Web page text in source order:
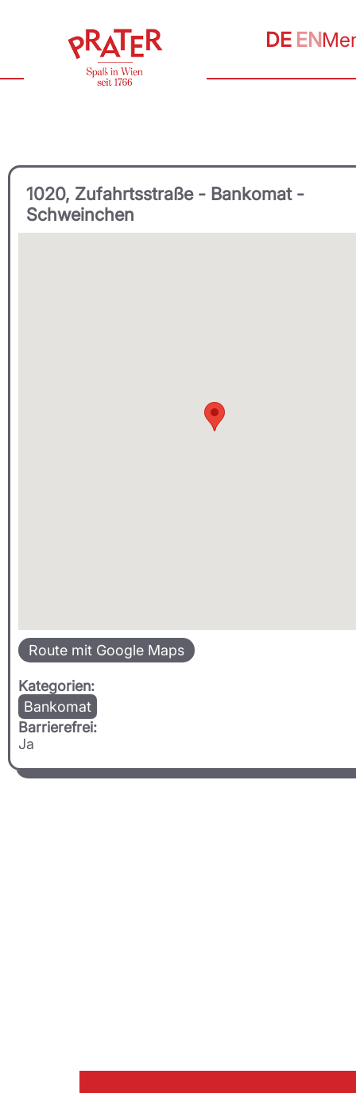
DE EN
1020, Zufahrtsstraße - Bankomat -
Schweinchen
Route mit Google Maps
Kategorien:
Bankomat
Barrierefrei:
Ja